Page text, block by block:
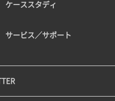
ケーススタディ
サービス／サポート